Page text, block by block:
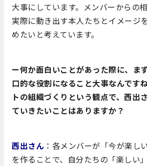
大事にしています。メンバーからの
実際に動き出す本人たちとイメージ
めたいと考えています。
ー何か面白いことがあった際に、ま
口的な役割になること大事なんです
トの組織づくりという観点で、西出
ていきたいことはありますか？
西出さん ：各メンバーが「今が楽し
を作ることで、自分たちの「楽しい